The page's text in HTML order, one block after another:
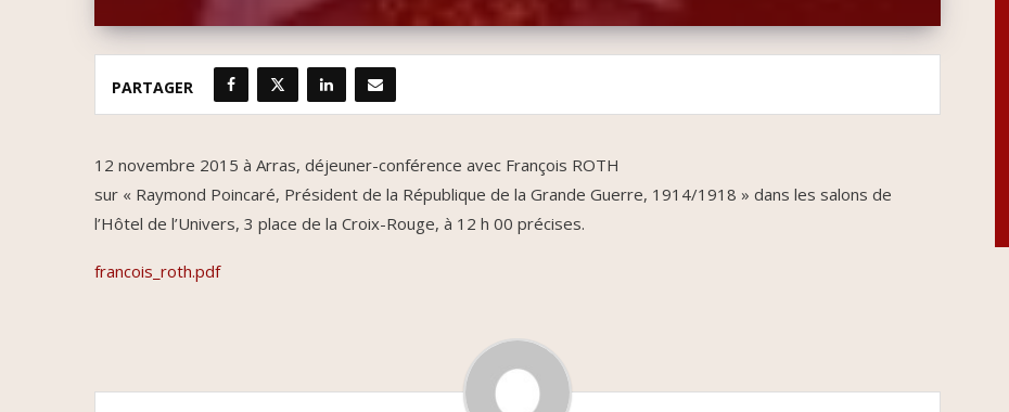
PARTAGER
12 novembre 2015 à Arras, déjeuner-conférence avec François ROTH
sur « Raymond Poincaré, Président de la République de la Grande Guerre, 1914/1918 » dans les salons de
l’Hôtel de l’Univers, 3 place de la Croix-Rouge, à 12 h 00 précises.
francois_roth.pdf